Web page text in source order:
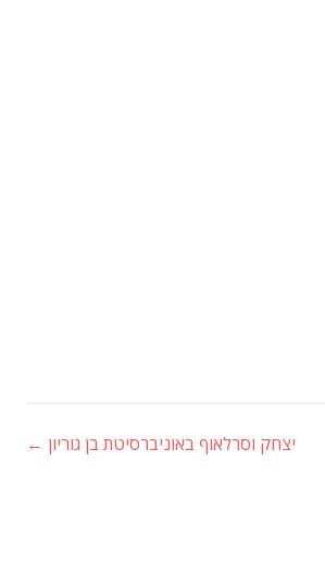
יצחק וסרלאוף באוניברסיטת בן גוריון ←